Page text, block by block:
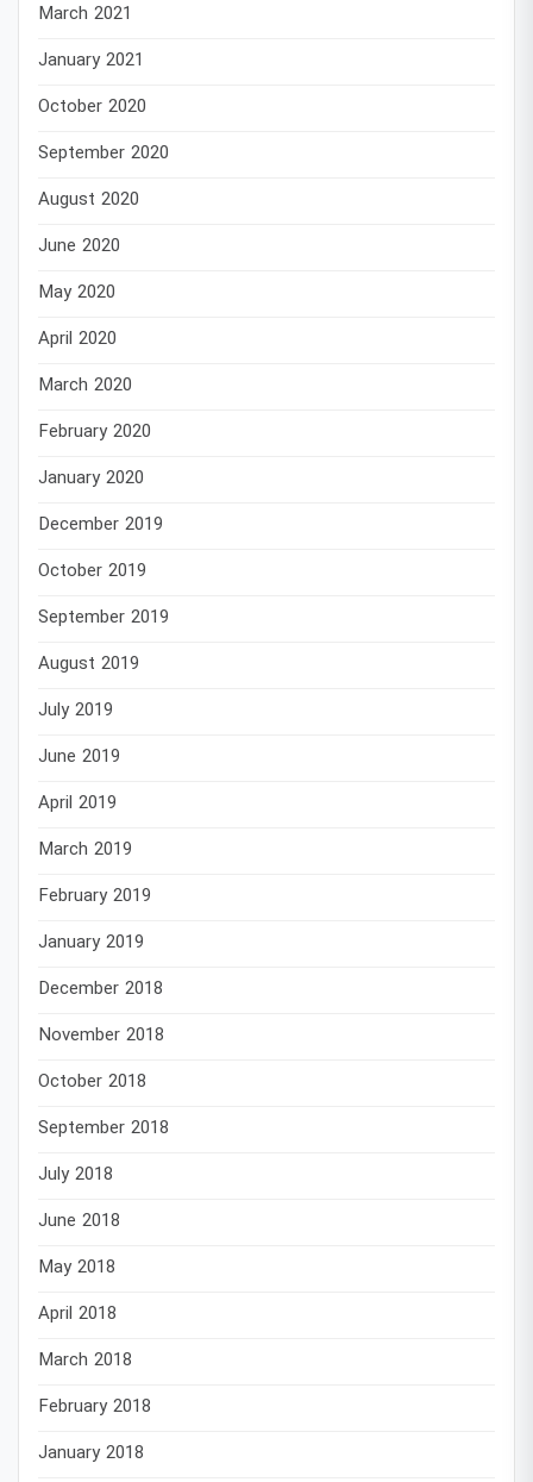
March 2021
January 2021
October 2020
September 2020
August 2020
June 2020
May 2020
April 2020
March 2020
February 2020
January 2020
December 2019
October 2019
September 2019
August 2019
July 2019
June 2019
April 2019
March 2019
February 2019
January 2019
December 2018
November 2018
October 2018
September 2018
July 2018
June 2018
May 2018
April 2018
March 2018
February 2018
January 2018